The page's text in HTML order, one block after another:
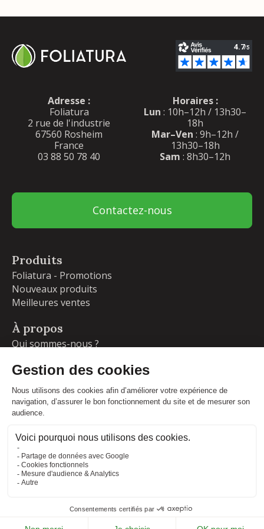
Adresse :
Foliatura
2 rue de l'industrie
67560 Rosheim
France
03 88 50 78 40
Horaires :
Lun : 10h–12h / 13h30–
18h
Mar–Ven : 9h–12h /
13h30–18h
Sam : 8h30–12h
Contactez-nous
Produits
Foliatura - Promotions
Nouveaux produits
Meilleures ventes
À propos
Qui sommes-nous ?
Livraisons et retours
Blog
Votre compte
Commandes
Adresses
CONDITIONS GÉNÉRALES DE VENTE